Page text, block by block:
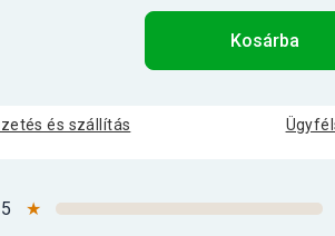
Kosárba
és szállítás
5 ★